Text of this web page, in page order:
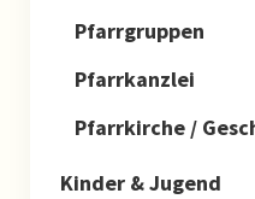
Pfarrgruppen
Pfarrkanzlei
Pfarrkirche /
Kinder & Jugend